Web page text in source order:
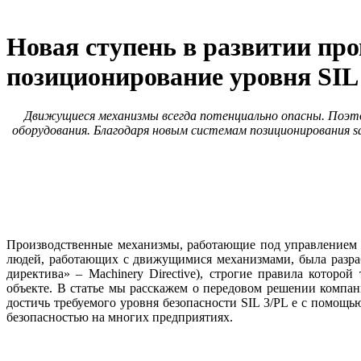
Новая ступень в развитии
позиционирование уровня
Движущиеся механизмы всегда потенциально опасны.
оборудования. Благодаря новым системам позиционирования
Производственные механизмы, работающие под управлением
людей, работающих с движущимися механизмами, была
директива» – Machinery Directive), строгие правила
объекте. В статье мы расскажем о передовом решении
достичь требуемого уровня безопасности SIL 3/PL e с
безопасностью на многих предприятиях.